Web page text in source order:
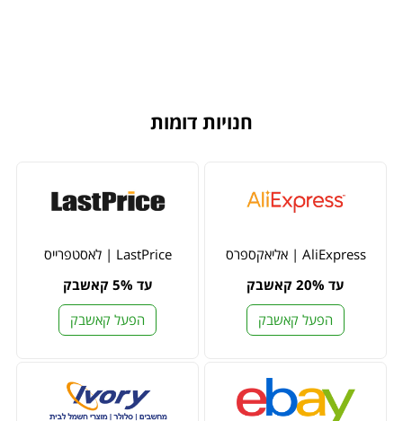
חנויות דומות
AliExpress | אליאקספרס
עד 20% קאשבק
הפעל קאשבק
LastPrice | לאסטפרייס
עד 5% קאשבק
הפעל קאשבק